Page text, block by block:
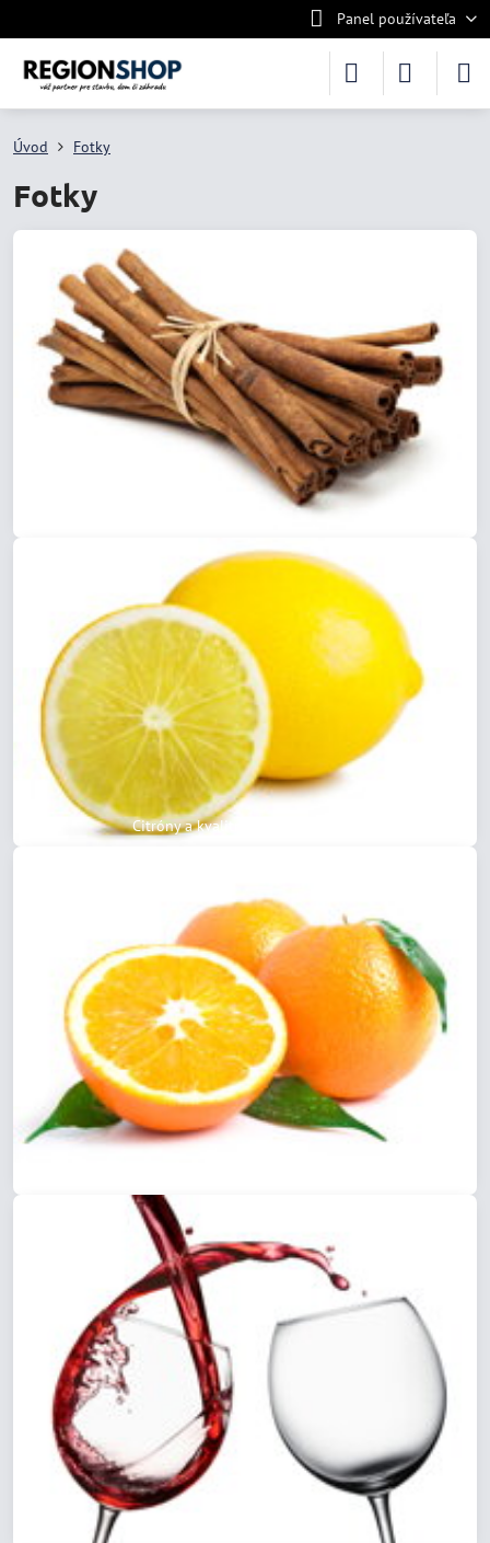
Panel používateľa
Úvod Fotky
Fotky
Citróny a kvalitné citrónové šťavy